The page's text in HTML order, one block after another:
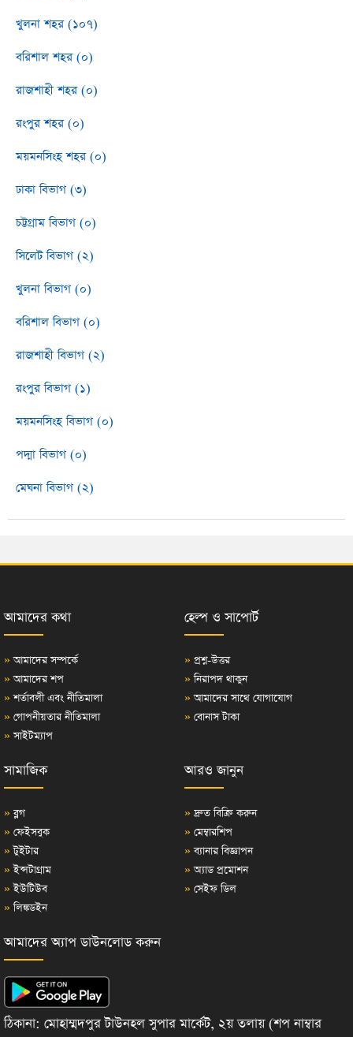
খুলনা শহর (১০৭)
বরিশাল শহর (০)
রাজশাহী শহর (০)
রংপুর শহর (০)
ময়মনসিংহ শহর (০)
ঢাকা বিভাগ (৩)
চট্টগ্রাম বিভাগ (০)
সিলেট বিভাগ (২)
খুলনা বিভাগ (০)
বরিশাল বিভাগ (০)
রাজশাহী বিভাগ (২)
রংপুর বিভাগ (১)
ময়মনসিংহ বিভাগ (০)
পদ্মা বিভাগ (০)
মেঘনা বিভাগ (২)
আমাদের কথা
» আমাদের সম্পর্কে
» আমাদের শপ
» শর্তাবলী এবং নীতিমালা
» গোপনীয়তার নীতিমালা
» সাইটম্যাপ
হেল্প ও সাপোর্ট
» প্রশ্ন-উত্তর
» নিরাপদ থাকুন
» আমাদের সাথে যোগাযোগ
» বোনাস টাকা
সামাজিক
» ব্লগ
» ফেইসবুক
» টুইটার
» ইন্সটাগ্রাম
» ইউটিউব
» লিঙ্কডইন
আরও জানুন
» দ্রুত বিক্রি করুন
» মেম্বারশিপ
» ব্যানার বিজ্ঞাপন
» অ্যাড প্রমোশন
» সেইফ ডিল
আমাদের অ্যাপ ডাউনলোড করুন
ঠিকানা: মোহাম্মদপুর টাউনহল সুপার মার্কেট, ২য় তলায় (শপ নাম্বার